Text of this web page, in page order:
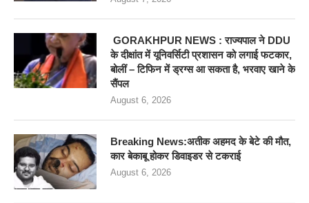
GORAKHPUR NEWS : राज्यपाल ने DDU
के दीक्षांत में यूनिवर्सिटी प्रशासन को लगाई फटकार,
बोलीं – टिफिन में ड्रग्स आ सकता है, भरवाए खाने के
सैंपल
August 6, 2026
Breaking News:अतीक अहमद के बेटे की मौत,
कार बेकाबू होकर डिवाइडर से टकराई
August 6, 2026